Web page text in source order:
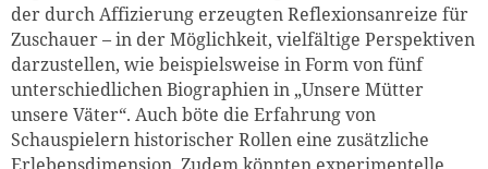
der durch Affizierung erzeugten Reflexionsanreize für
Zuschauer – in der Möglichkeit, vielfältige Perspektiven
darzustellen, wie beispielsweise in Form von fünf
unterschiedlichen Biographien in „Unsere Mütter
unsere Väter“. Auch böte die Erfahrung von
Schauspielern historischer Rollen eine zusätzliche